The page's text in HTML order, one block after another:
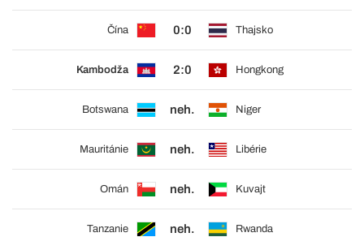
Čína 0:0 Thajsko
Kambodža 2:0 Hongkong
Botswana neh. Niger
Mauritánie neh. Libérie
Omán neh. Kuvajt
Tanzanie neh. Rwanda